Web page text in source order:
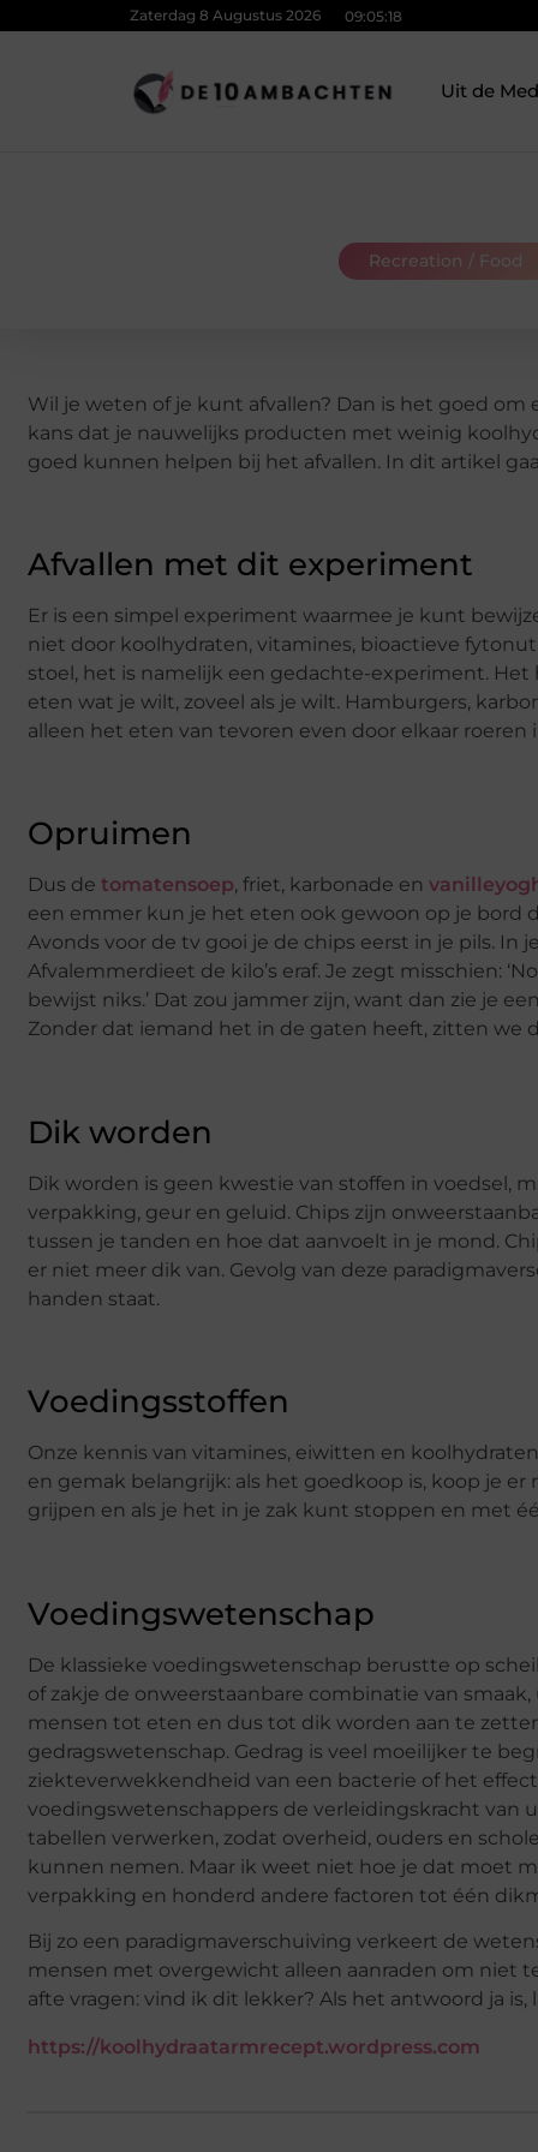
Zaterdag 8 Augustus 2026 09:05:19
Uit de
Recreation / Food
Wil je weten of je kunt afvallen? Dan is het goed
kans dat je nauwelijks producten met weinig
goed kunnen helpen bij het afvallen. In dit artikel
Afvallen met dit experiment
Er is een simpel experiment waarmee je kunt
niet door koolhydraten, vitamines, bioactieve
stoel, het is namelijk een gedachte-experiment.
eten wat je wilt, zoveel als je wilt. Hamburgers,
alleen het eten van tevoren even door elkaar roeren
Opruimen
Dus de tomatensoep, friet, karbonade en
een emmer kun je het eten ook gewoon op je bord
Avonds voor de tv gooi je de chips eerst in je pils.
Afvalemmerdieet de kilo’s eraf. Je zegt misschien:
bewijst niks.’ Dat zou jammer zijn, want dan zie je
Zonder dat iemand het in de gaten heeft, zitten we
Dik worden
Dik worden is geen kwestie van stoffen in voedsel,
verpakking, geur en geluid. Chips zijn
tussen je tanden en hoe dat aanvoelt in je mond.
er niet meer dik van. Gevolg van deze
handen staat.
Voedingsstoffen
Onze kennis van vitamines, eiwitten en
en gemak belangrijk: als het goedkoop is, koop je
grijpen en als je het in je zak kunt stoppen en met
Voedingswetenschap
De klassieke voedingswetenschap berustte op
of zakje de onweerstaanbare combinatie van
mensen tot eten en dus tot dik worden aan te
gedragswetenschap. Gedrag is veel moeilijker te
ziekteverwekkendheid van een bacterie of het
voedingswetenschappers de verleidingskracht
tabellen verwerken, zodat overheid, ouders en
kunnen nemen. Maar ik weet niet hoe je dat moet
verpakking en honderd andere factoren tot één
Bij zo een paradigmaverschuiving verkeert de
mensen met overgewicht alleen aanraden om niet
afte vragen: vind ik dit lekker? Als het antwoord ja is,
https://koolhydraatarmrecept.wordpress.com